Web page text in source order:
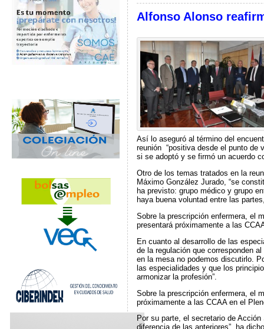
Alfonso Alonso
Así lo aseguró al término del
reunión “positiva desde el punto de
si se adoptó y se firmó un acuerdo
Otro de los temas tratados en la
Máximo González Jurado, “se
ha previsto: grupo médico y grupo
haya buena voluntad entre las
Sobre la prescripción enfermera, el
presentará próximamente a las
En cuanto al desarrollo de las
de la regulación que corresponden
en la mesa no podemos discutirlo.
las especialidades y que los
armonizar la profesión”.
Sobre la prescripción enfermera, el
próximamente a las CCAA en el
Por su parte, el secretario de
diferencia de las anteriores”, ha